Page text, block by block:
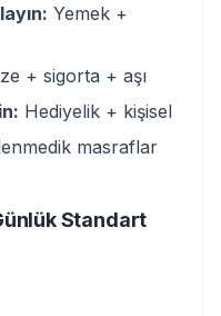
Yemek +
+ sigorta + aşı
Hediyelik + kişisel
masraflar
Standart